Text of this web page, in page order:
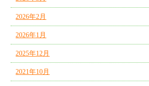
2026年2月
2026年1月
2025年12月
2021年10月